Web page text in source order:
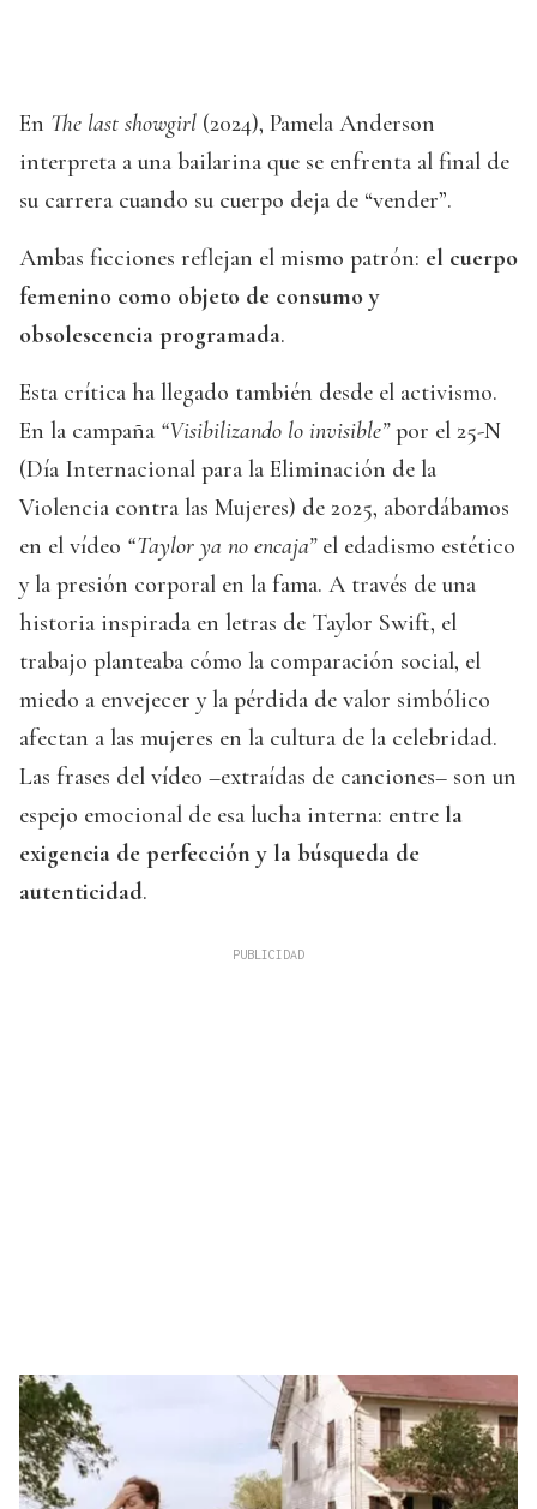
En The last showgirl (2024), Pamela Anderson
interpreta a una bailarina que se enfrenta al final de
su carrera cuando su cuerpo deja de “vender”.
Ambas ficciones reflejan el mismo patrón: el cuerpo
femenino como objeto de consumo y
obsolescencia programada.
Esta crítica ha llegado también desde el activismo.
En la campaña “Visibilizando lo invisible”por el 25-N
(Día Internacional para la Eliminación de la
Violencia contra las Mujeres) de 2025, abordábamos
en el vídeo “Taylor ya no encaja”el edadismo estético
y la presión corporal en la fama. A través de una
historia inspirada en letras de Taylor Swift, el
trabajo planteaba cómo la comparación social, el
miedo a envejecer y la pérdida de valor simbólico
afectan a las mujeres en la cultura de la celebridad.
Las frases del vídeo –extraídas de canciones– son un
espejo emocional de esa lucha interna: entre la
exigencia de perfección y la búsqueda de
autenticidad.